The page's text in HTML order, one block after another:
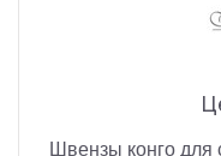
Швензы конго для